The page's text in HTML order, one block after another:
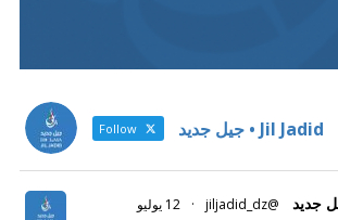
Jil Jadid • جيل جديد Follow
@jiljadid_dz
· 12 يوليو